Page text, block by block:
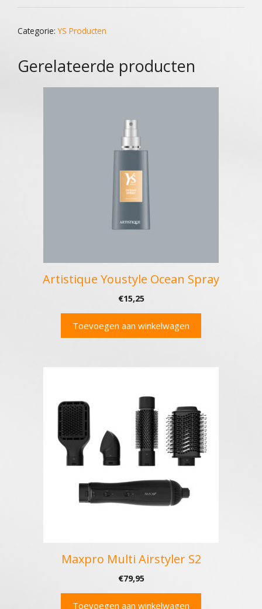
ml
aantal
Categorie:YS Producten
Gerelateerde producten
Artistique Youstyle Ocean Spray
€15,25
Toevoegen aan winkelwagen
Maxpro Multi Airstyler S2
€79,95
Toevoegen aan winkelwagen